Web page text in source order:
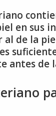
en sus
de la
antes de